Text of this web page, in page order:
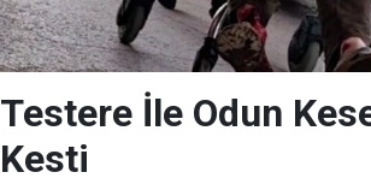
Testere İle Odun
Kesti